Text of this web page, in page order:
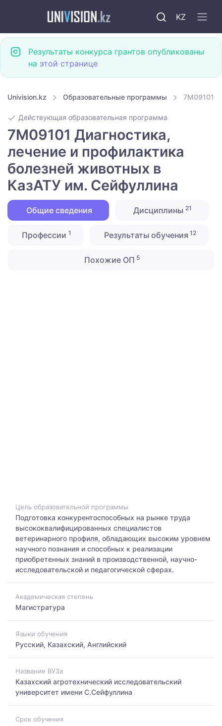
KZ
Результаты конкурса грантов опубликованы
на этой странице
Univision.kz Образовательные программы 7M09101
Действующая образовательная программа
7M09101 Диагностика,
лечение и профилактика
болезней животных в
КазАТУ им. Сейфуллина
Общие сведения Дисциплины21
Профессии 1 Результаты обучения 12
Похожие ОП 5
Цель образовательной программы
Подготовка конкурентоспособных на рынке труда
высококвалифицированных специалистов
ветеринарного профиля, обладающих высоким уровнем
научного познания и способных к реализации
приобретенных знаний в производственной, научно-
исследовательской и педагогической сферах.
Академическая степень
Магистратура
Языки обучения
Русский, Казахский, Английский
Название ВУЗа
Казахский агротехнический исследовательский
университет имени С.Сейфуллина
Срок обучения